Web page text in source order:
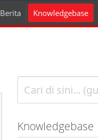
Berita Knowledgebase
Knowledgebase